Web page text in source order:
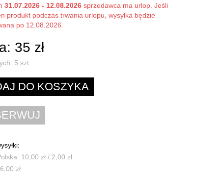
31.07.2026 - 12.08.2026 sprzedawca ma urlop. Jeśli
produkt podczas trwania urlopu, wysyłka będzie
po 12.08.2026.
35 zł
5 szt.
10,00 zł / 2,00 zł
zł